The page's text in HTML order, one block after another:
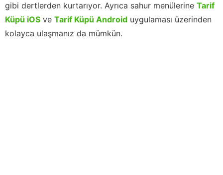
gibi dertlerden kurtarıyor. Ayrıca sahur menülerine Tarif
Küpü iOS ve Tarif Küpü Android uygulaması üzerinden
kolayca ulaşmanız da mümkün.